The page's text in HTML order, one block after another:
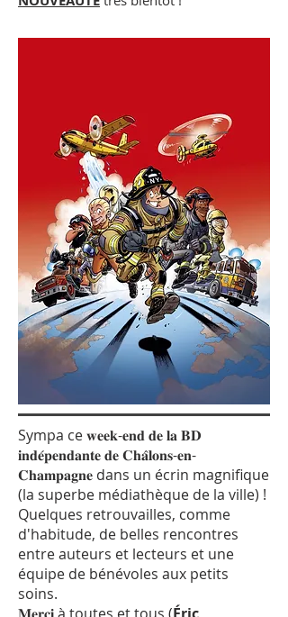
Sympa ce 𝐰𝐞𝐞𝐤-𝐞𝐧𝐝 𝐝𝐞 𝐥𝐚 𝐁𝐃
𝐢𝐧𝐝𝐞́𝐩𝐞𝐧𝐝𝐚𝐧𝐭𝐞 𝐝𝐞 𝐂𝐡𝐚̂𝐥𝐨𝐧𝐬-𝐞𝐧-
𝐂𝐡𝐚𝐦𝐩𝐚𝐠𝐧𝐞 dans un écrin magnifique
(la superbe médiathèque de la ville) !
Quelques retrouvailles, comme
d'habitude, de belles rencontres
entre auteurs et lecteurs et une
équipe de bénévoles aux petits
soins.